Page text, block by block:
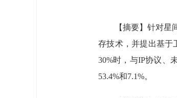
【摘要】针对
存技术，并提出基于
30%时，与IP协议、
53.4%和7.1%。